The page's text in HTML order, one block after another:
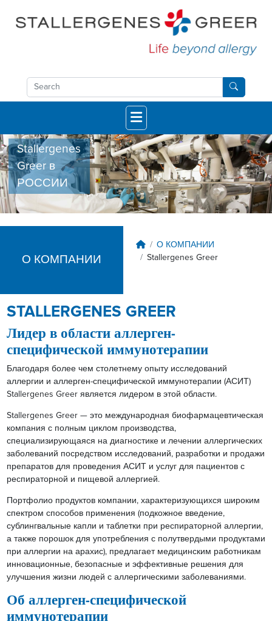
Stallergenes
Greer в
РОССИИ
О КОМПАНИИ
Breadcrumb
О КОМПАНИИ
Stallergenes Greer
STALLERGENES GREER
Лидер в области аллерген-
специфической иммунотерапии
Благодаря более чем столетнему опыту исследований
аллергии и аллерген-специфической иммунотерапии (АСИТ)
Stallergenes Greer является лидером в этой области.
Stallergenes Greer — это международная биофармацевтическая
компания с полным циклом производства,
специализирующаяся на диагностике и лечении аллергических
заболеваний посредством исследований, разработки и продажи
препаратов для проведения АСИТ и услуг для пациентов с
респираторной и пищевой аллергией.
Портфолио продуктов компании, характеризующихся широким
спектром способов применения (подкожное введение,
сублингвальные капли и таблетки при респираторной аллергии,
а также порошок для употребления с полутвердыми продуктами
при аллергии на арахис), предлагает медицинским работникам
инновационные, безопасные и эффективные решения для
улучшения жизни людей с аллергическими заболеваниями.
Об аллерген-специфической
иммунотерапии